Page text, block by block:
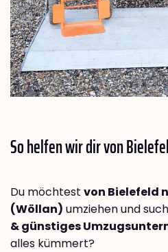
So helfen wir dir von
Du möchtest von Bielefeld
(Wöllan) umziehen und
& günstiges
alles kümmert?